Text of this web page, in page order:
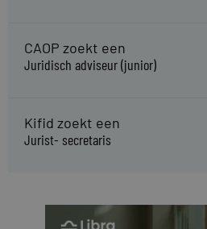
CAOP zoekt een
Juridisch adviseur (junior)
Kifid zoekt een
Jurist- secretaris